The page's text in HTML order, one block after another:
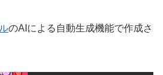
のAIによる自動生成機能で作成さ